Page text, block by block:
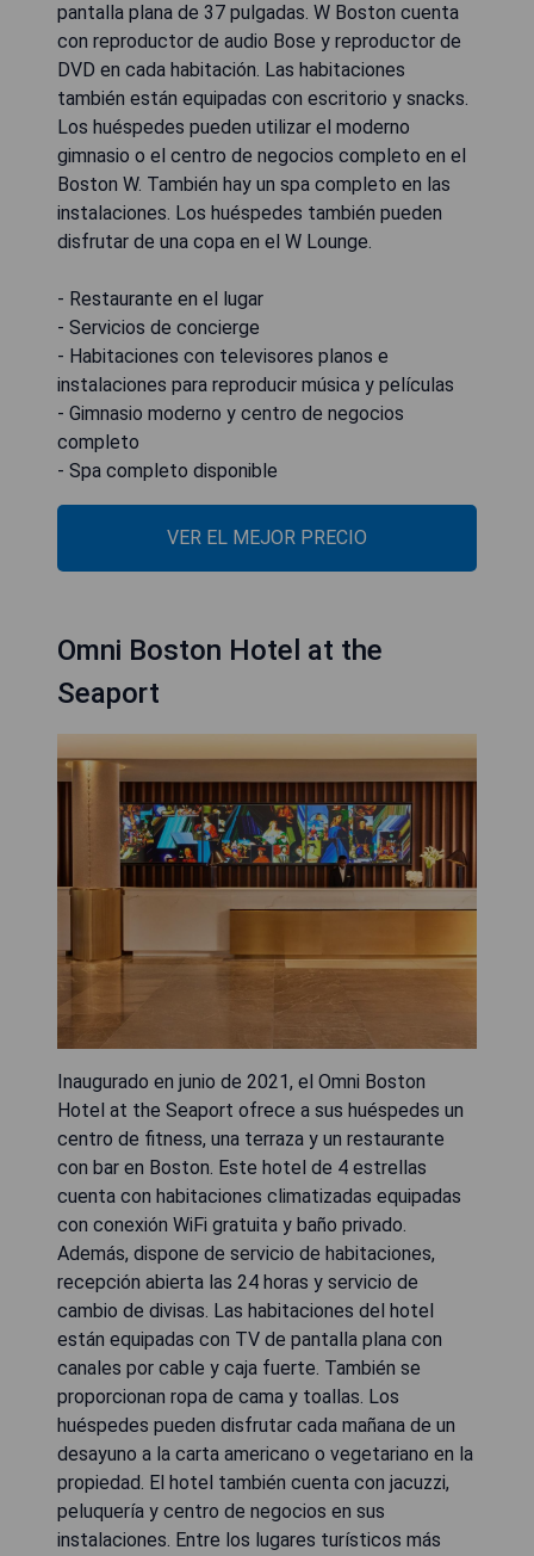
pantalla plana de 37 pulgadas. W Boston cuenta
con reproductor de audio Bose y reproductor de
DVD en cada habitación. Las habitaciones
también están equipadas con escritorio y snacks.
Los huéspedes pueden utilizar el moderno
gimnasio o el centro de negocios completo en el
Boston W. También hay un spa completo en las
instalaciones. Los huéspedes también pueden
disfrutar de una copa en el W Lounge.
- Restaurante en el lugar
- Servicios de concierge
- Habitaciones con televisores planos e
instalaciones para reproducir música y películas
- Gimnasio moderno y centro de negocios
completo
- Spa completo disponible
VER EL MEJOR PRECIO
Omni Boston Hotel at the
Seaport
Inaugurado en junio de 2021, el Omni Boston
Hotel at the Seaport ofrece a sus huéspedes un
centro de fitness, una terraza y un restaurante
con bar en Boston. Este hotel de 4 estrellas
cuenta con habitaciones climatizadas equipadas
con conexión WiFi gratuita y baño privado.
Además, dispone de servicio de habitaciones,
recepción abierta las 24 horas y servicio de
cambio de divisas. Las habitaciones del hotel
están equipadas con TV de pantalla plana con
canales por cable y caja fuerte. También se
proporcionan ropa de cama y toallas. Los
huéspedes pueden disfrutar cada mañana de un
desayuno a la carta americano o vegetariano en la
propiedad. El hotel también cuenta con jacuzzi,
peluquería y centro de negocios en sus
instalaciones. Entre los lugares turísticos más